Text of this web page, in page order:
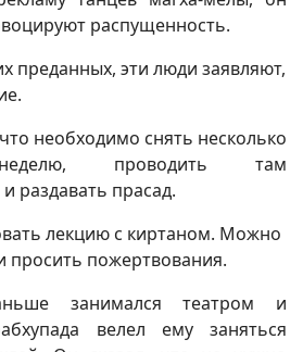
распущенность.
преданных, эти люди заявляют,
необходимо снять несколько
проводить там
раздавать прасад.
лекцию с киртаном. Можно
просить пожертвования.
занимался театром и
велел ему заняться